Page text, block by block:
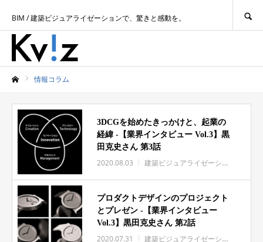
BIM / 建築ビジュアライゼーションで、驚きと感動を。
情報コラム
3DCGを始めたきっかけと、起業の
経緯 -【業界インタビュー Vol.3】黒
田克史さん 第3話
2020.08.03 建築ビジュアライゼーション
プロダクトデザインのプロジェクト
とプレゼン -【業界インタビュー
Vol.3】黒田克史さん 第2話
2020.07.31 建築ビジュアライゼーション